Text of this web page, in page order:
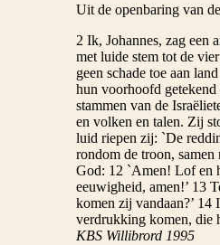
Uit de openbaring van
2 Ik, Johannes, zag een
met luide stem tot de
geen schade toe aan
hun voorhoofd getekend
stammen van de
en volken en talen. Zij
luid riepen zij: `De
rondom de troon,
God: 12 `Amen! Lof en
eeuwigheid, amen!’ 13
komen zij vandaan?’
verdrukking komen, die
KBS Willibrord 1995